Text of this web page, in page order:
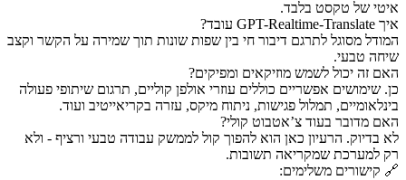
איטי של טקסט בלבד.
איך GPT-Realtime-Translate עובד?
המודל מסוגל לתרגם דיבור חי בין שפות שונות תוך שמירה על הקשר וקצב
שיחה טבעי.
האם זה יכול לשמש מוזיקאים ומפיקים?
כן. שימושים אפשריים כוללים עוזרי אולפן קוליים, תרגום שיתופי פעולה
בינלאומיים, תמלול פגישות, ניתוח מיקס, עזרה בקריאייטיב ועוד.
האם מדובר בעוד צ’אטבוט קולי?
לא בדיוק. הרעיון כאן הוא להפוך קול לממשק עבודה טבעי ורציף - ולא
רק למערכת שמקריאה תשובות.
🔗 קישורים משלימים: